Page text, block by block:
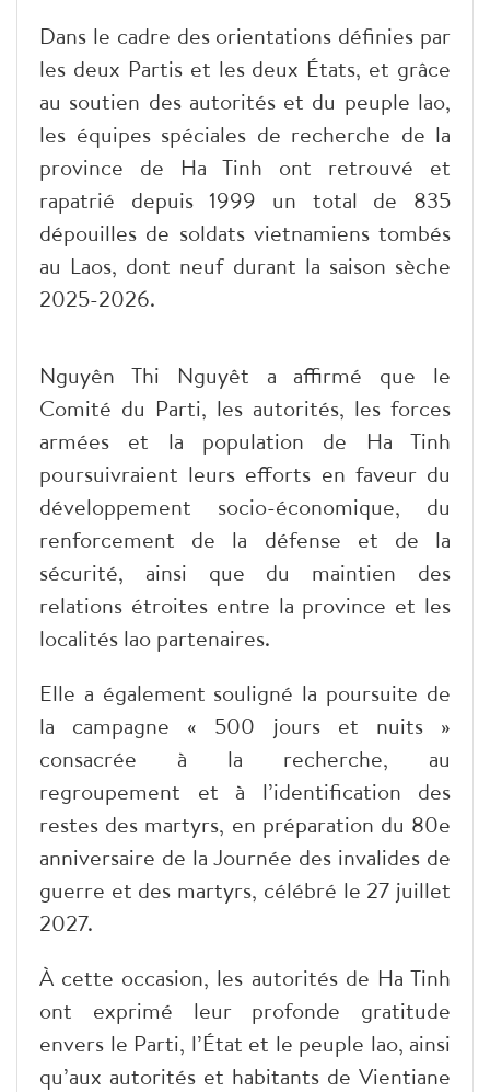
Dans le cadre des orientations définies par
les deux Partis et les deux États, et grâce
au soutien des autorités et du peuple lao,
les équipes spéciales de recherche de la
province de Ha Tinh ont retrouvé et
rapatrié depuis 1999 un total de 835
dépouilles de soldats vietnamiens tombés
au Laos, dont neuf durant la saison sèche
2025-2026.
Nguyên Thi Nguyêt a affirmé que le
Comité du Parti, les autorités, les forces
armées et la population de Ha Tinh
poursuivraient leurs efforts en faveur du
développement socio-économique, du
renforcement de la défense et de la
sécurité, ainsi que du maintien des
relations étroites entre la province et les
localités lao partenaires.
Elle a également souligné la poursuite de
la campagne « 500 jours et nuits »
consacrée à la recherche, au
regroupement et à l’identification des
restes des martyrs, en préparation du 80e
anniversaire de la Journée des invalides de
guerre et des martyrs, célébré le 27 juillet
2027.
À cette occasion, les autorités de Ha Tinh
ont exprimé leur profonde gratitude
envers le Parti, l’État et le peuple lao, ainsi
qu’aux autorités et habitants de Vientiane